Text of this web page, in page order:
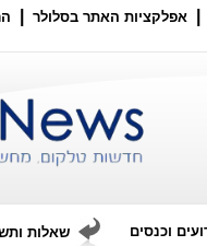
אפלקציות האתר בסלולר
וכנסים שאלות